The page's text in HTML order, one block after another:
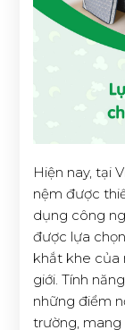
Hiện nay, tại
nệm được
dụng công
được lựa
khắt khe của
giới. Tính
những điểm
trường, mang